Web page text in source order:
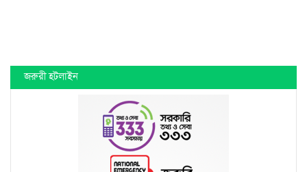
জরুরী হটলাইন